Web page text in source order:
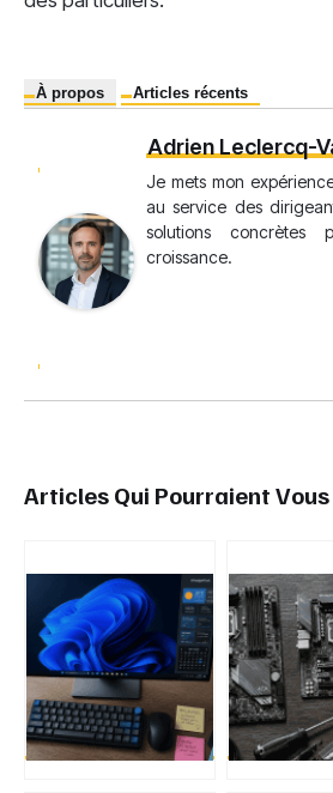
À propos Articles récents
Adrien Leclercq-
Je mets mon
au service des
solutions concrètes
croissance.
Articles Qui Pourraient